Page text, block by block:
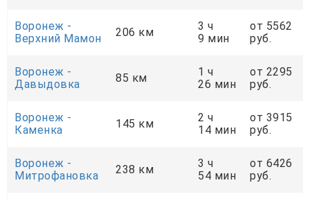
Воронеж -
Верхний Мамон
206 км
3 ч
9 мин
от 5562
руб.
Воронеж -
Давыдовка
85 км
1 ч
26 мин
от 2295
руб.
Воронеж -
Каменка
145 км
2 ч
14 мин
от 3915
руб.
Воронеж -
Митрофановка
238 км
3 ч
54 мин
от 6426
руб.